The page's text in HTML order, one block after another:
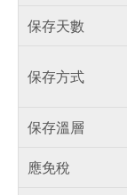
保存天數
保存方式
保存溫層
應免稅